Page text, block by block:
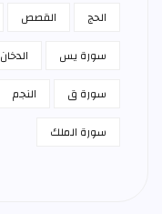
الحج
القصص
سورة يس
الدخان
سورة ق
النجم
سورة الملك